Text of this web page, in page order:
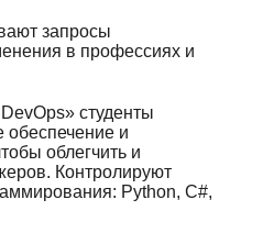
запросы
в профессиях и
студенты
обеспечение и
облегчить и
Контролируют
Python, C#,